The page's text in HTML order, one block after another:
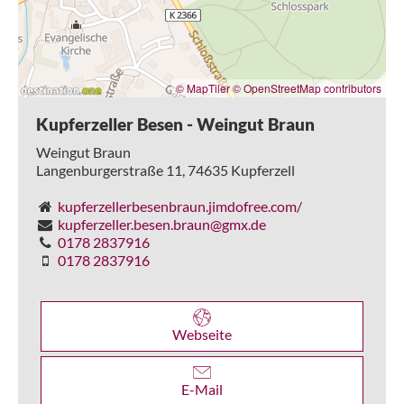
© MapTiler© OpenStreetMap contributors
Kupferzeller Besen - Weingut Braun
Weingut Braun
Langenburgerstraße 11, 74635 Kupferzell
kupferzellerbesenbraun.jimdofree.com/
kupferzeller.besen.braun@gmx.de
0178 2837916
0178 2837916
Webseite
E-Mail